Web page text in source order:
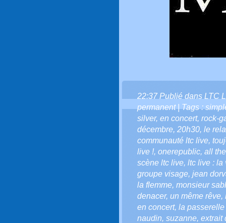
22:37 Publié dans LTC
permanent| Tags :
silver, en concert, rock-
décembre, 20h30, le
communauté ltc live,
live !, onerepublic, all
scène ltc live, ltc live : la
groupe visage, jean
la flemme, monsieur
denacer, un même rêve,
en concert, la
naudin, suzanne, extrait